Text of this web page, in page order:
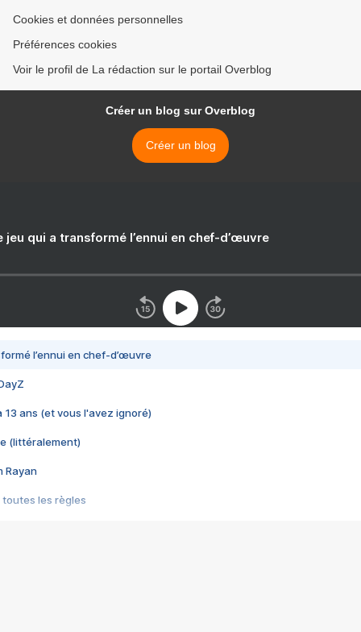
Cookies et données personnelles
Préférences cookies
Voir le profil de La rédaction sur le portail Overblog
Créer un blog sur Overblog
Créer un blog
jeu qui a transformé l’ennui en chef-d’œuvre
l’ennui en chef-d’œuvre
13 ans (et vous l'avez ignoré)
(littéralement)
Rayan
toutes les règles